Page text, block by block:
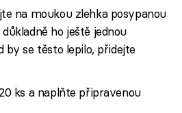
na moukou zlehka posypanou
ho ještě jednou
by se těsto lepilo, přidejte
ks a naplňte připravenou